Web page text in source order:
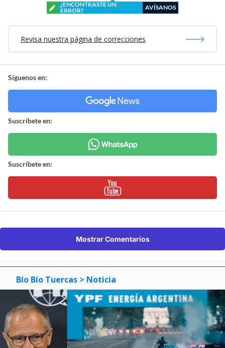
¿ENCONTRASTE UN
ERROR?
AVÍSANOS
Revisa nuestra página de correcciones
Síguenos en:
Suscríbete en:
Suscríbete en:
Mostrar Comentarios
Bío Bío Tuercas > Noticia